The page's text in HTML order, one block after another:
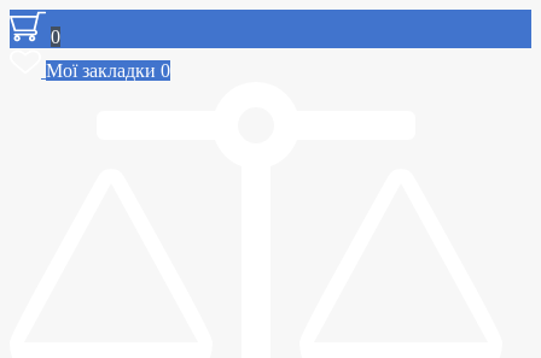
0
Мої закладки 0